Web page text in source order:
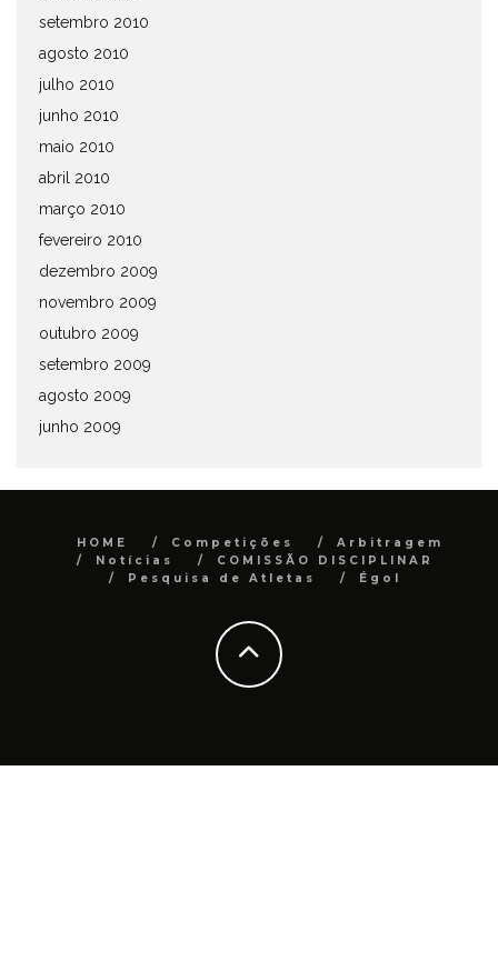
setembro 2010
agosto 2010
julho 2010
junho 2010
maio 2010
abril 2010
março 2010
fevereiro 2010
dezembro 2009
novembro 2009
outubro 2009
setembro 2009
agosto 2009
junho 2009
HOME Competições
Arbitragem
Notícias
COMISSÃO DISCIPLINAR
Pesquisa de Atletas
Égol